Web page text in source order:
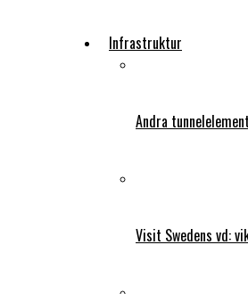
Infrastruktur
Andra
Visit Swedens vd: